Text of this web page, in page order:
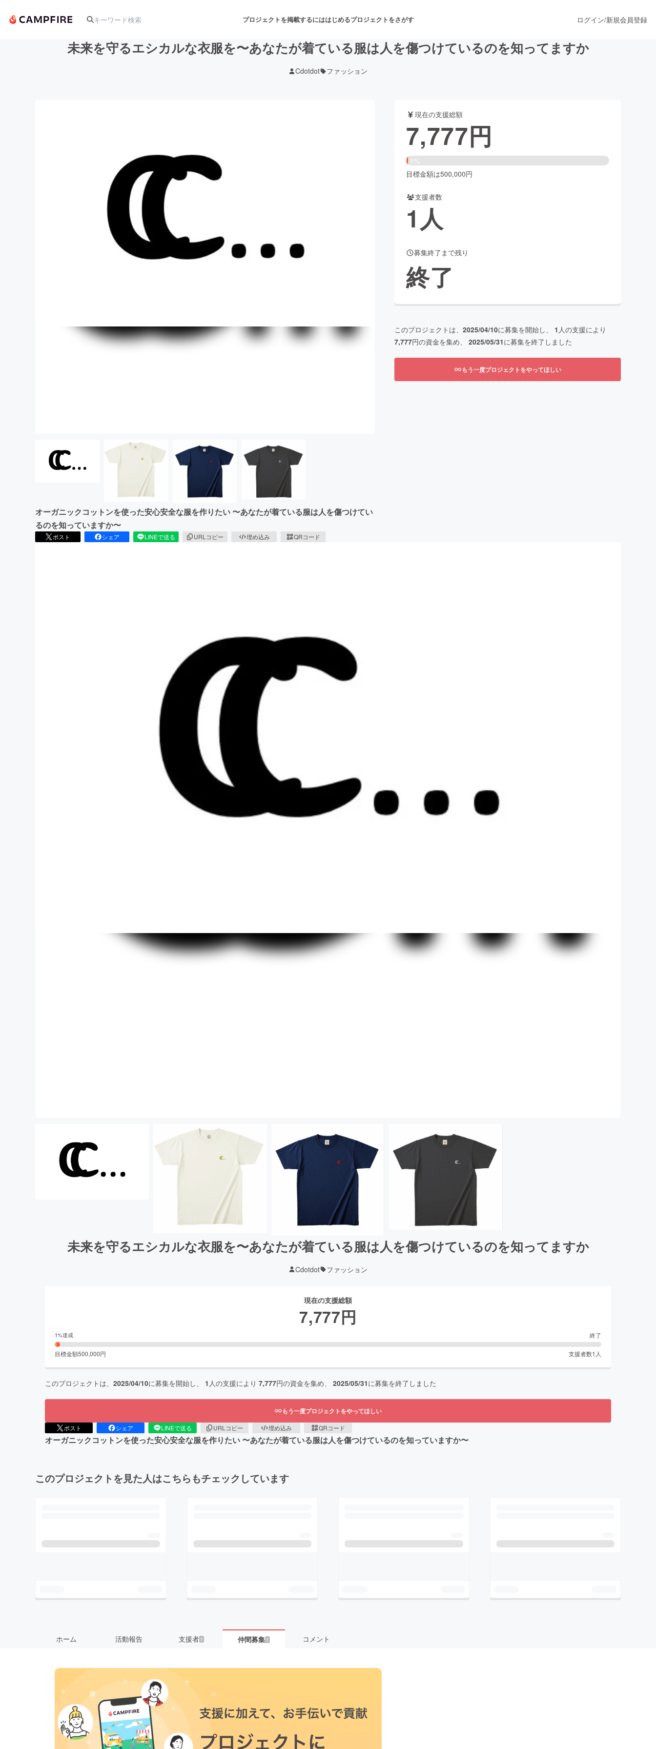
プロジェクトを掲載するにははじめるプロジェクトをさがす
舞台・パフォーマンス
映像・映画
ビジネス・起業 ビューティー・ヘルスケア
まちづくり・地域活性化
CAMPFIRE for Social Good
ログイン/新規会員登録
未来を守るエシカルな衣服を〜あなたが着ている服は人を傷つけているのを知ってますか
Cdotdot ファッション
オーガニックコットンを使った安心安全な服を作りたい 〜あなたが着ている服は人を傷つけてい
るのを知っていますか〜
ポスト シェア LINEで送る URLコピー 埋め込み QRコード
現在の支援総額
7,777円
1%
目標金額は500,000円
支援者数
1人
募集終了まで残り
終了
このプロジェクトは、 2025/04/10に募集を開始し、 1 人の支援により
7,777円の資金を集め、 2025/05/31に募集を終了しました
もう一度プロジェクトをやってほしい
未来を守るエシカルな衣服を〜あなたが着ている服は人を傷つけているのを知ってますか
Cdotdot ファッション
現在の支援総額
7,777円
1%達成 終了
目標金額500,000円 支援者数1 人
このプロジェクトは、 2025/04/10に募集を開始し、 1 人の支援により 7,777円の資金を集め、 2025/05/31に募集を終了しました
もう一度プロジェクトをやってほしい
ポスト シェア LINEで送る URLコピー 埋め込み QRコード
オーガニックコットンを使った安心安全な服を作りたい 〜あなたが着ている服は人を傷つけているのを知っていますか〜
このプロジェクトを見た人はこちらもチェックしています
ホーム 活動報告 支援者 1 仲間募集 1 コメント